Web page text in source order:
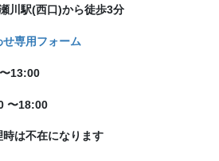
川駅(西口)から徒歩3分
せ専用フォーム
〜13:00
〜18:00
は不在になります